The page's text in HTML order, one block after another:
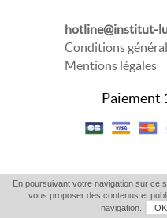
hotline@institut-
Conditions
Mentions légales
Paiement
En poursuivant votre navigation sur ce
vous proposer des contenus et
navigation.
OK